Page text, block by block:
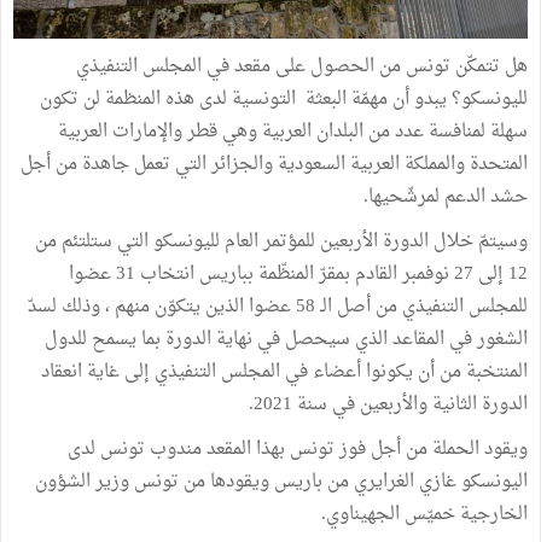
هل تتمكّن تونس من الحصول على مقعد في المجلس التنفيذي
لليونسكو؟ يبدو أن مهمّة البعثة التونسية لدى هذه المنظمة لن تكون
سهلة لمنافسة عدد من البلدان العربية وهي قطر والإمارات العربية
المتحدة والمملكة العربية السعودية والجزائر التي تعمل جاهدة من أجل
حشد الدعم لمرشّحيها.
وسيتمّ خلال الدورة الأربعين للمؤتمر العام لليونسكو التي ستلتئم من
12 إلى 27 نوفمبر القادم بمقرّ المنظّمة بباريس انتخاب 31 عضوا
للمجلس التنفيذي من أصل الـ 58 عضوا الذين يتكوّن منهم ، وذلك لسدّ
الشغور في المقاعد الذي سيحصل في نهاية الدورة بما يسمح للدول
المنتخبة من أن يكونوا أعضاء في المجلس التنفيذي إلى غاية انعقاد
الدورة الثانية والأربعين في سنة 2021.
ويقود الحملة من أجل فوز تونس بهذا المقعد مندوب تونس لدى
اليونسكو غازي الغرايري من باريس ويقودها من تونس وزير الشؤون
الخارجية خميّس الجهيناوي.